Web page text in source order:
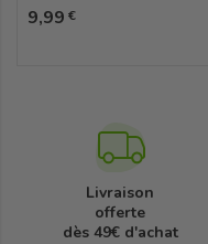
Prix
9,99 €
Livraison
offerte
dès 49€ d'achat